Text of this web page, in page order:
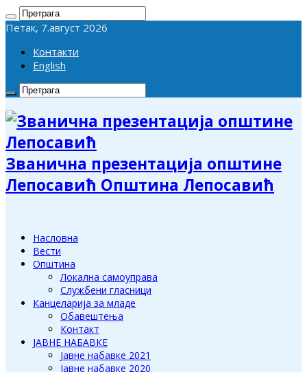
Петак, 7.август 2026
Контакти
English
Званична презентација општине
Лепосавић Општина Лепосавић
Насловна
Вести
Општина
Локална самоуправа
Службени гласници
Канцеларија за младе
Обавештења
Контакт
ЈАВНЕ НАБАВКЕ
Јавне набавке 2021
Јавне набавке 2020